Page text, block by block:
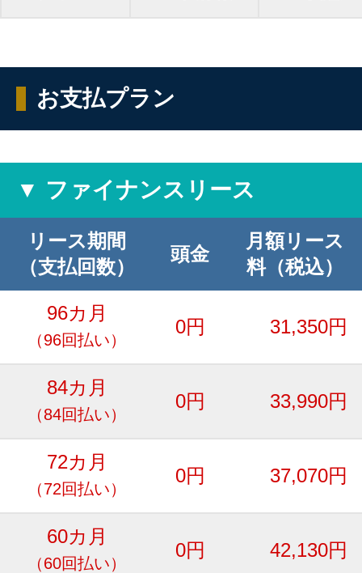
お支払プラン
▼ ファイナンスリース
リース期間
（支払回数）
頭金
月額リース
料（税込）
96カ月
（96回払い）
0円 31,350円
84カ月
（84回払い）
0円 33,990円
72カ月
（72回払い）
0円 37,070円
60カ月
（60回払い）
0円 42,130円